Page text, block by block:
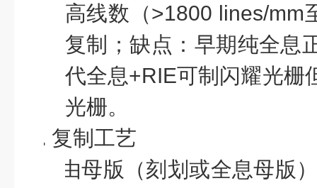
高线数（>1800 lines/mm
复制；缺点：早期纯全息
代全息+RIE可制闪耀光栅
光栅。
3. 复制工艺
由母版（刻划或全息母版